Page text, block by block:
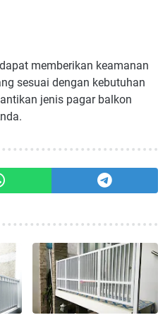
memberikan keamanan
sesuai dengan kebutuhan
jenis pagar balkon